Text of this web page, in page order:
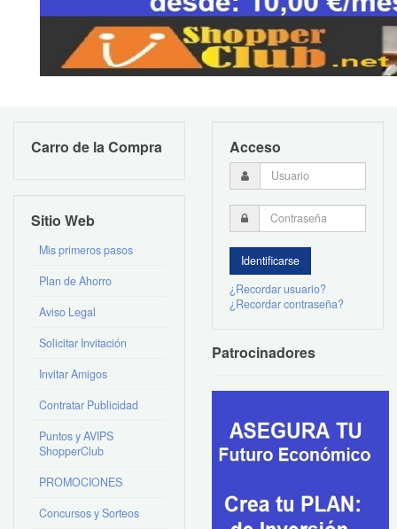
Carro de la Compra
Sitio Web
Mis primeros pasos
Plan de Ahorro
Aviso Legal
Solicitar Invitación
Invitar Amigos
Contratar Publicidad
Puntos y AVIPS
ShopperClub
PROMOCIONES
Concursos y Sorteos
Acceso
¿Recordar usuario?
¿Recordar contraseña?
Patrocinadores